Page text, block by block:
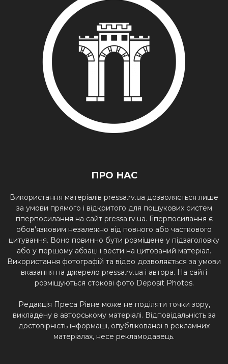
ПРО НАС
Використання матеріалів pressa.rv.ua дозволяється лише
за умови прямого і відкритого для пошукових систем
гіперпосилання на сайт pressa.rv.ua. Гіперпосилання є
обов'язковим незалежно від повного або часткового
цитування. Воно повинно бути розміщене у підзаголовку
або у першому абзаці і вести на цитований матеріал.
Використання фотографій та відео дозволяється за умови
вказання на джерело pressa.rv.ua і автора. На сайті
розміщуються стокові фото Deposit Photos.
Редакція Преса Рівне може не поділяти точки зору,
викладену в авторському матеріалі. Відповідальність за
достовірність інформації, опублікованої в рекламних
матеріалах, несе рекламодавець.